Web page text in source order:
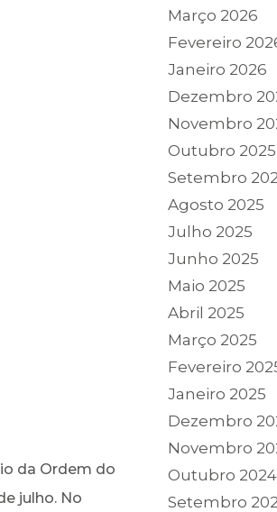
da Ordem do
julho. No
Março 2026
Fevereiro
Janeiro 2026
Dezembro
Novembro
Outubro 2025
Setembro
Agosto 2025
Julho 2025
Junho 2025
Maio 2025
Abril 2025
Março 2025
Fevereiro
Janeiro 2025
Dezembro
Novembro
Outubro 2024
Setembro